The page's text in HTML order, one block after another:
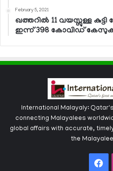
February 5, 2021
ഖത്തറില്‍ 11 വയസ്സുള്ള കുട്ടി
ഇന്ന് 398 കോവിഡ്
International Malayaly:
connecting Malayalees
global affairs with accurate,
the